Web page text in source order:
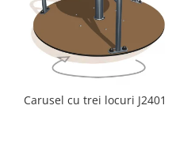
Carusel cu trei locuri J2401